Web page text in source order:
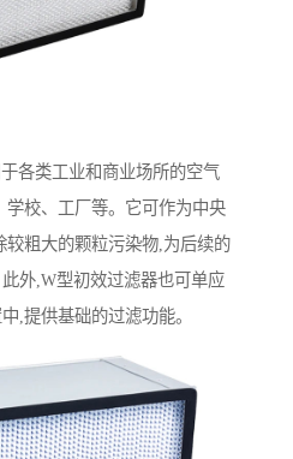
各类工业和商业场所的空气
学校、工厂等。它可作为中央
较粗大的颗粒污染物,为后续的
外,W型初效过滤器也可单应
,提供基础的过滤功能。